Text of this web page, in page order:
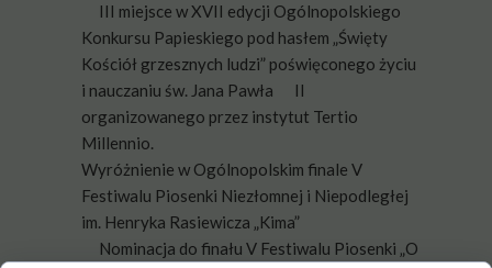
III miejsce w XVII edycji Ogólnopolskiego
Konkursu Papieskiego pod hasłem „Święty
Kościół grzesznych ludzi” poświęconego życiu
i nauczaniu św. Jana Pawła
II
organizowanego przez instytut Tertio
Millennio.
Wyróżnienie w Ogólnopolskim finale V
Festiwalu Piosenki Niezłomnej i Niepodległej
im. Henryka Rasiewicza „Kima”
Nominacja do finału V Festiwalu Piosenki „O